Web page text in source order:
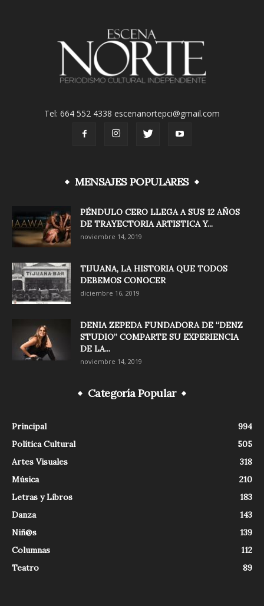
Tel: 664 552 4338 escenanortepci@gmail.com
MENSAJES POPULARES
PÉNDULO CERO LLEGA A SUS 12 AÑOS
DE TRAYECTORIA ARTISTICA Y...
noviembre 14, 2019
TIJUANA, LA HISTORIA QUE TODOS
DEBEMOS CONOCER
diciembre 16, 2019
DENIA ZEPEDA FUNDADORA DE “DENZ
STUDIO” COMPARTE SU EXPERIENCIA
DE LA...
noviembre 14, 2019
Categoría Popular
Principal
994
Política Cultural
505
Artes Visuales
318
Música
210
Letras y Libros
183
Danza
143
Niñ@s
139
Columnas
112
Teatro
89